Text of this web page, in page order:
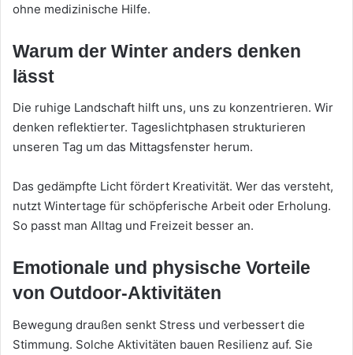
ohne medizinische Hilfe.
Warum der Winter anders denken
lässt
Die ruhige Landschaft hilft uns, uns zu konzentrieren. Wir
denken reflektierter. Tageslichtphasen strukturieren
unseren Tag um das Mittagsfenster herum.
Das gedämpfte Licht fördert Kreativität. Wer das versteht,
nutzt Wintertage für schöpferische Arbeit oder Erholung.
So passt man Alltag und Freizeit besser an.
Emotionale und physische Vorteile
von Outdoor-Aktivitäten
Bewegung draußen senkt Stress und verbessert die
Stimmung. Solche Aktivitäten bauen Resilienz auf. Sie